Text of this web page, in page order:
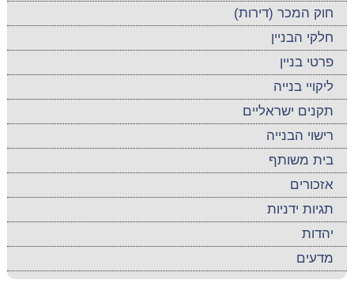
חוק המכר (דירות)
חלקי הבניין
פרטי בניין
ליקויי בנייה
תקנים ישראליים
רישוי הבנייה
בית משותף
אזכורים
תגיות ידניות
יהדות
מדעים